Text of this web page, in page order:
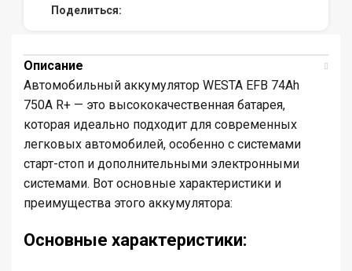
Поделиться:
Описание
Автомобильный аккумулятор WESTA EFB 74Ah
750A R+ — это высококачественная батарея,
которая идеально подходит для современных
легковых автомобилей, особенно с системами
старт-стоп и дополнительными электронными
системами. Вот основные характеристики и
преимущества этого аккумулятора:
Основные характеристики: